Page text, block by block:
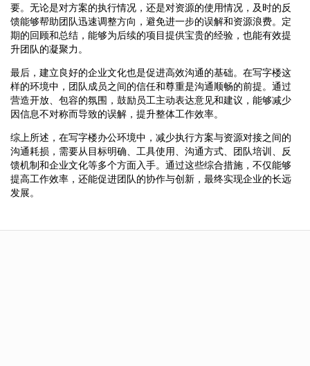
要。无论是对方案的执行情况，还是对资源的使用情况，及时的反
馈能够帮助团队迅速调整方向，避免进一步的误解和资源浪费。定
期的回顾和总结，能够为后续的项目提供宝贵的经验，也能有效提
升团队的凝聚力。
最后，建立良好的企业文化也是促进高效沟通的基础。在写字楼这
样的环境中，团队成员之间的信任和尊重是沟通顺畅的前提。通过
营造开放、包容的氛围，鼓励员工主动表达意见和建议，能够减少
因信息不对称而导致的误解，提升整体工作效率。
综上所述，在写字楼办公环境中，减少执行方案与资源对接之间的
沟通耗损，需要从目标明确、工具使用、沟通方式、团队培训、反
馈机制和企业文化等多个方面入手。通过这些综合措施，不仅能够
提高工作效率，还能促进团队的协作与创新，最终实现企业的长远
发展。